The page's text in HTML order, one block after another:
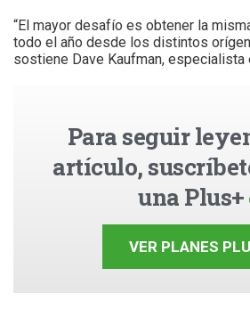
“El mayor desafío es obtener la
todo el año desde los distintos
sostiene Dave Kaufman, especialista
Para seguir
artículo,
una Plus+
VER PLANES